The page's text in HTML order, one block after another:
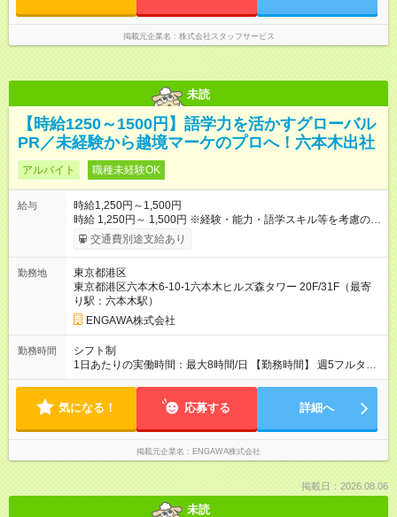
掲載元企業名 株式会社スタッフサービス
未読
【時給1250～1500円】語学力を活かすグローバル
PR／未経験から越境マーケのプロへ！六本木出社
アルバイト 職種未経験OK
給与
時給1,250円～1,500円
時給 1,250円～ 1,500円 ※経験・能力・語学スキル等を考慮の
上、決定いたします。 ※昇給制度あり（実績に応じて時給アッ
プ！） ※試用期間なし 【月収例】 ◆週4日・フルタイム（月16
週5日・フルタイム（月20日勤務）の場合 ⇒月収 200,000円（時
給1,250円×8h×20日） ※高時給1,500円の場合、月収24万円も可
能です！ 【試用期間】試用期間なし
交通費別途支給あり
勤務地
東京都港区
東京都港区六本木6-10-1六本木ヒルズ森タワー 20F/31F（最寄
り駅：六本木駅）
ENGAWA株式会社
勤務時間
シフト制
1日あたりの実働時間：最大8時間/日 【勤務時間】 週5フルタイ
ム、または、少なくとも週4日/28h以上の勤務 【シフト】 1ヶ月
出勤調整は柔軟に対応します。 【残業】ほぼありません。 【服
気になる！ 応募する 詳細へ
掲載元企業名 ENGAWA株式会社
掲載日：2026.08.06
未読